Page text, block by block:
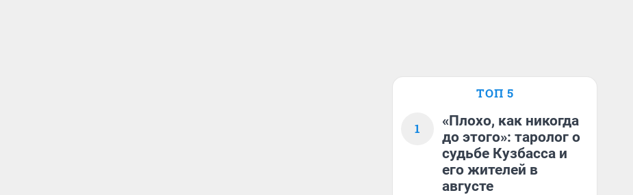
ТОП 5
1
«Плохо, как никогда
до этого»: таролог о
судьбе Кузбасса и
его жителей в
августе